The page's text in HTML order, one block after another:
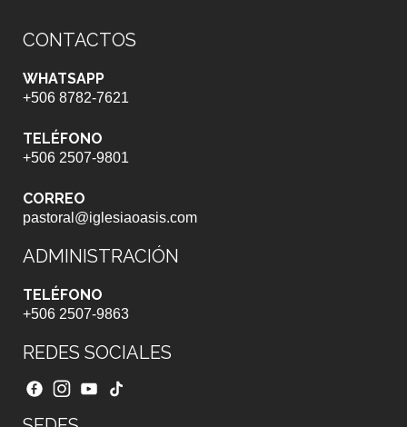
CONTACTOS
WHATSAPP
+506 8782-7621
TELÉFONO
+506 2507-9801
CORREO
pastoral@iglesiaoasis.com
ADMINISTRACIÓN
TELÉFONO
+506 2507-9863
REDES SOCIALES